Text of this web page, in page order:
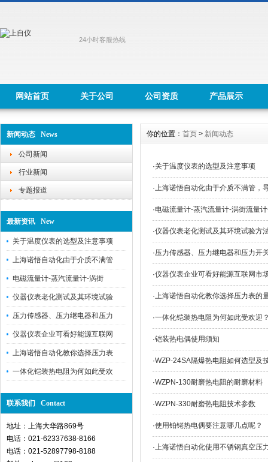
24小时客服热线
网站首页 关于公司 公司资质 产品展示
新闻动态 News
公司新闻
行业新闻
专题报道
最新资讯 New
关于温度仪表的选型及注意事项
上海诺悟自动化由于介质不满管
电磁流量计-蒸汽流量计-涡街
仪器仪表老化测试及其环境试验
压力传感器、压力继电器和压力
仪器仪表企业可看好能源互联网
上海诺悟自动化教你选择压力表
一体化铠装热电阻为何如此受欢
联系我们 Contact
地址：上海大华路869号
电话：021-62337638-8166
电话：021-52897798-8188
你的位置： 首页 > 新闻动态
·关于温度仪表的选型及注意事项
·上海诺悟自动化由于介质不满管，
·电磁流量计-蒸汽流量计-涡街流量
·仪器仪表老化测试及其环境试验方
·压力传感器、压力继电器和压力开
·仪器仪表企业可看好能源互联网市
·上海诺悟自动化教你选择压力表的
·一体化铠装热电阻为何如此受欢迎
·铠装热电偶使用须知
·WZP-24SA隔爆热电阻如何选型及
·WZPN-130耐磨热电阻的耐磨材料
·WZPN-330耐磨热电阻技术参数
·使用铂铑热电偶要注意哪几点呢？
·上海诺悟自动化使用不锈钢真空压